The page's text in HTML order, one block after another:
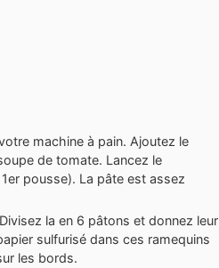
machine à pain. Ajoutez le
de tomate. Lancez le
pousse). La pâte est assez
la en 6 pâtons et donnez leur
sulfurisé dans ces ramequins
les bords.